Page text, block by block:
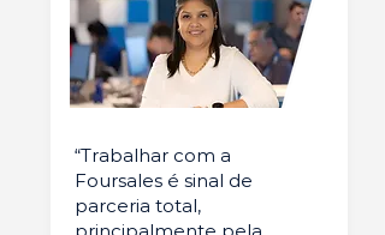
“Trabalhar com a
Foursales é sinal de
parceria total,